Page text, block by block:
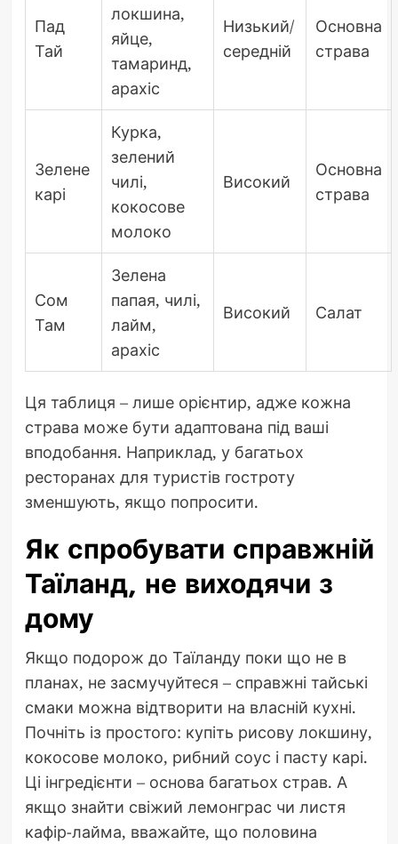
Пад
Тай
локшина,
яйце,
тамаринд,
арахіс
Низький/
середній
Основна
страва
Зелене
карі
Курка,
зелений
чилі,
кокосове
молоко
Високий
Основна
страва
Сом
Там
Зелена
папая, чилі,
лайм,
арахіс
Високий Салат
Ця таблиця – лише орієнтир, адже кожна
страва може бути адаптована під ваші
вподобання. Наприклад, у багатьох
ресторанах для туристів гостроту
зменшують, якщо попросити.
Як спробувати справжній
Таїланд, не виходячи з
дому
Якщо подорож до Таїланду поки що не в
планах, не засмучуйтеся – справжні тайські
смаки можна відтворити на власній кухні.
Почніть із простого: купіть рисову локшину,
кокосове молоко, рибний соус і пасту карі.
Ці інгредієнти – основа багатьох страв. А
якщо знайти свіжий лемонграс чи листя
кафір-лайма, вважайте, що половина